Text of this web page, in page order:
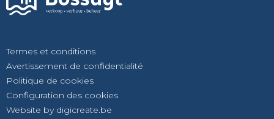
Termes et conditions
Avertissement de confidentialité
Politique de cookies
Configuration des cookies
Website by digicreate.be